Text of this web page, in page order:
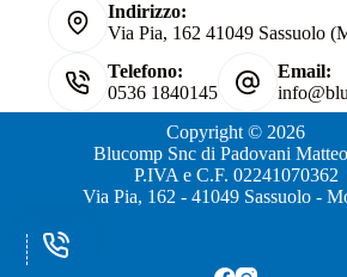
Indirizzo:
Via Pia, 162 41049 Sassuolo
Telefono:
0536 1840145
Email:
Copyright © 2026
Blucomp Snc di Padovani
P.IVA e C.F. 02241070362
Via Pia, 162 - 41049 Sassuolo -